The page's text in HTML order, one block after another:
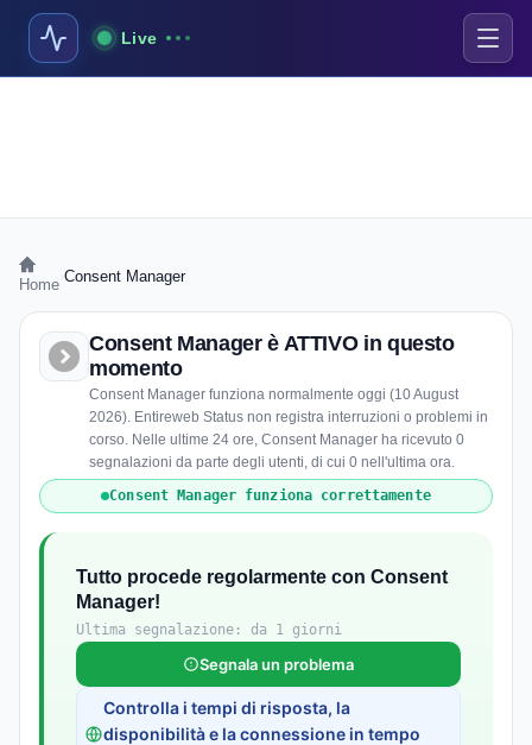
Live
Home Consent Manager
Consent Manager è ATTIVO in questo
momento
Consent Manager funziona normalmente oggi (10 August
2026). Entireweb Status non registra interruzioni o problemi in
corso. Nelle ultime 24 ore, Consent Manager ha ricevuto 0
segnalazioni da parte degli utenti, di cui 0 nell'ultima ora.
Consent Manager funziona correttamente
Tutto procede regolarmente con Consent
Manager!
Ultima segnalazione: da 1 giorni
Segnala un problema
Controlla i tempi di risposta, la
disponibilità e la connessione in tempo